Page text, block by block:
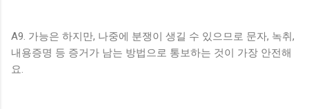
A9. 가능은 하지만, 나중에 분쟁이 생길 수 있으므로 문자, 녹취,
내용증명 등 증거가 남는 방법으로 통보하는 것이 가장 안전해
요.